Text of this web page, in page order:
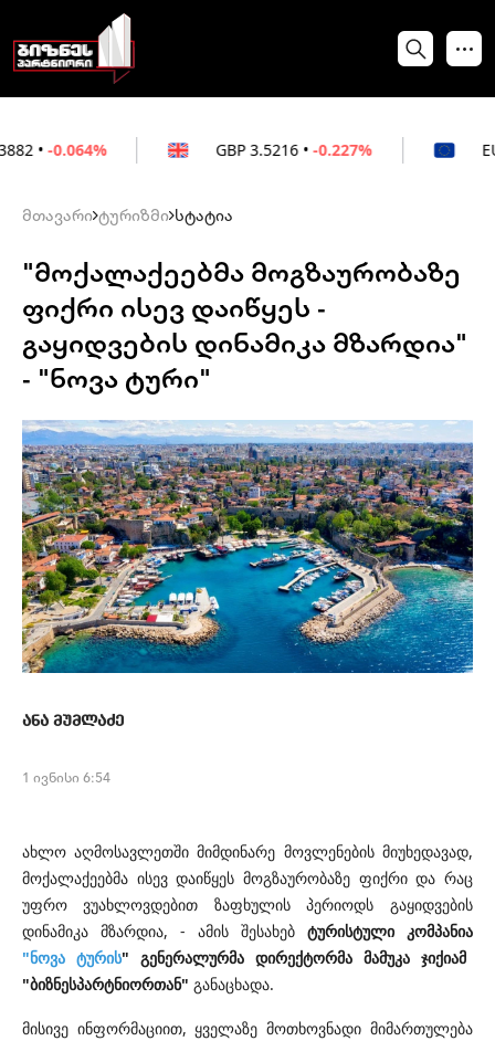
3.5216 • -0.227% 3.0212 •
მთავარი ტურიზმი სტატია
"მოქალაქეებმა მოგზაურობაზე
ფიქრი ისევ დაიწყეს -
გაყიდვების დინამიკა მზარდია"
- "ნოვა ტური"
ანა მუმლაძე
1 ივნისი 6:54
ახლო აღმოსავლეთში მიმდინარე მოვლენების მიუხედავად,
მოქალაქეებმა ისევ დაიწყეს მოგზაურობაზე ფიქრი და რაც
უფრო ვუახლოვდებით ზაფხულის პერიოდს გაყიდვების
დინამიკა მზარდია, - ამის შესახებ ტურისტული კომპანია
"ნოვა ტურის" გენერალურმა დირექტორმა მამუკა ჯიქიამ
"ბიზნესპარტნიორთან" განაცხადა.
მისივე ინფორმაციით, ყველაზე მოთხოვნადი მიმართულება